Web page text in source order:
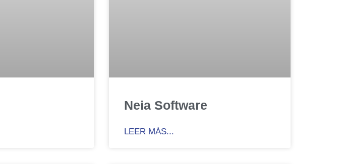
Neia Software
LEER MÁS...